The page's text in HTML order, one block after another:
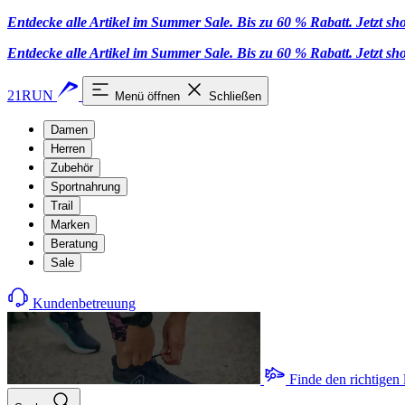
Entdecke alle Artikel im Summer Sale. Bis zu 60 % Rabatt. Jetzt
Entdecke alle Artikel im Summer Sale. Bis zu 60 % Rabatt. Jetzt
21RUN Menü öffnen Schließen
Damen
Herren
Zubehör
Sportnahrung
Trail
Marken
Beratung
Sale
Kundenbetreuung
Finde den richtigen